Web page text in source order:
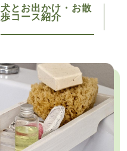
犬とお出かけ・お散
歩コース紹介